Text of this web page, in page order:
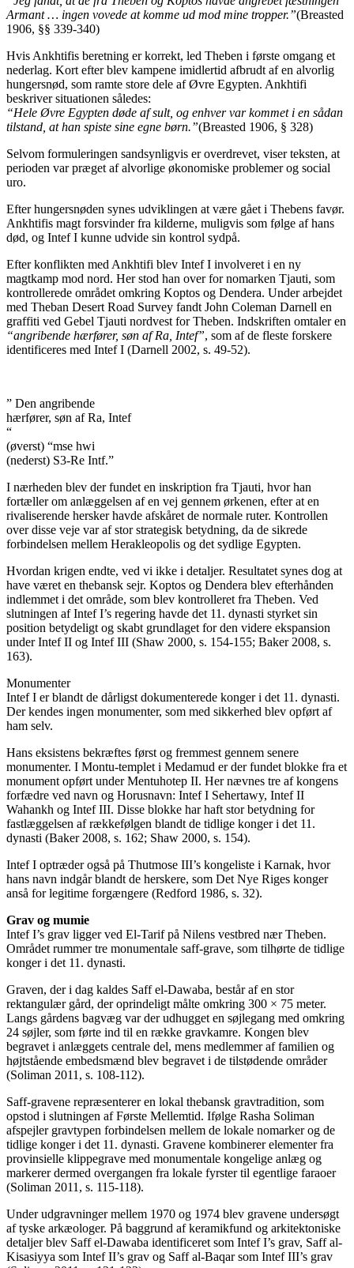
Armant … ingen vovede at komme ud mod mine tropper.”(Breasted
1906, §§ 339-340)
Hvis Ankhtifis beretning er korrekt, led Theben i første omgang et
nederlag. Kort efter blev kampene imidlertid afbrudt af en alvorlig
hungersnød, som ramte store dele af Øvre Egypten. Ankhtifi
beskriver situationen således:
“Hele Øvre Egypten døde af sult, og enhver var kommet i en sådan
tilstand, at han spiste sine egne børn.”(Breasted 1906, § 328)
Selvom formuleringen sandsynligvis er overdrevet, viser teksten, at
perioden var præget af alvorlige økonomiske problemer og social
uro.
Efter hungersnøden synes udviklingen at være gået i Thebens favør.
Ankhtifis magt forsvinder fra kilderne, muligvis som følge af hans
død, og Intef I kunne udvide sin kontrol sydpå.
Efter konflikten med Ankhtifi blev Intef I involveret i en ny
magtkamp mod nord. Her stod han over for nomarken Tjauti, som
kontrollerede området omkring Koptos og Dendera. Under arbejdet
med Theban Desert Road Survey fandt John Coleman Darnell en
graffiti ved Gebel Tjauti nordvest for Theben. Indskriften omtaler en
“angribende hærfører, søn af Ra, Intef”, som af de fleste forskere
identificeres med Intef I (Darnell 2002, s. 49-52).
” Den angribende
hærfører, søn af Ra, Intef
“
(øverst) “mse hwi
(nederst) S3-Re Intf.”
I nærheden blev der fundet en inskription fra Tjauti, hvor han
fortæller om anlæggelsen af en vej gennem ørkenen, efter at en
rivaliserende hersker havde afskåret de normale ruter. Kontrollen
over disse veje var af stor strategisk betydning, da de sikrede
forbindelsen mellem Herakleopolis og det sydlige Egypten.
Hvordan krigen endte, ved vi ikke i detaljer. Resultatet synes dog at
have været en thebansk sejr. Koptos og Dendera blev efterhånden
indlemmet i det område, som blev kontrolleret fra Theben. Ved
slutningen af Intef I’s regering havde det 11. dynasti styrket sin
position betydeligt og skabt grundlaget for den videre ekspansion
under Intef II og Intef III (Shaw 2000, s. 154-155; Baker 2008, s.
163).
Monumenter
Intef I er blandt de dårligst dokumenterede konger i det 11. dynasti.
Der kendes ingen monumenter, som med sikkerhed blev opført af
ham selv.
Hans eksistens bekræftes først og fremmest gennem senere
monumenter. I Montu-templet i Medamud er der fundet blokke fra et
monument opført under Mentuhotep II. Her nævnes tre af kongens
forfædre ved navn og Horusnavn: Intef I Sehertawy, Intef II
Wahankh og Intef III. Disse blokke har haft stor betydning for
fastlæggelsen af rækkefølgen blandt de tidlige konger i det 11.
dynasti (Baker 2008, s. 162; Shaw 2000, s. 154).
Intef I optræder også på Thutmose III’s kongeliste i Karnak, hvor
hans navn indgår blandt de herskere, som Det Nye Riges konger
anså for legitime forgængere (Redford 1986, s. 32).
Grav og mumie
Intef I’s grav ligger ved El-Tarif på Nilens vestbred nær Theben.
Området rummer tre monumentale saff-grave, som tilhørte de tidlige
konger i det 11. dynasti.
Graven, der i dag kaldes Saff el-Dawaba, består af en stor
rektangulær gård, der oprindeligt målte omkring 300 × 75 meter.
Langs gårdens bagvæg var der udhugget en søjlegang med omkring
24 søjler, som førte ind til en række gravkamre. Kongen blev
begravet i anlæggets centrale del, mens medlemmer af familien og
højtstående embedsmænd blev begravet i de tilstødende områder
(Soliman 2011, s. 108-112).
Saff-gravene repræsenterer en lokal thebansk gravtradition, som
opstod i slutningen af Første Mellemtid. Ifølge Rasha Soliman
afspejler gravtypen forbindelsen mellem de lokale nomarker og de
tidlige konger i det 11. dynasti. Gravene kombinerer elementer fra
provinsielle klippegrave med monumentale kongelige anlæg og
markerer dermed overgangen fra lokale fyrster til egentlige faraoer
(Soliman 2011, s. 115-118).
Under udgravninger mellem 1970 og 1974 blev gravene undersøgt
af tyske arkæologer. På baggrund af keramikfund og arkitektoniske
detaljer blev Saff el-Dawaba identificeret som Intef I’s grav, Saff al-
Kisasiyya som Intef II’s grav og Saff al-Baqar som Intef III’s grav